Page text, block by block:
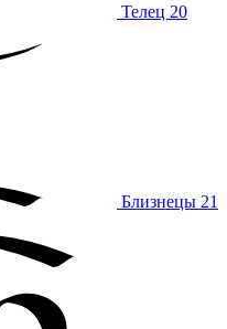
Телец 20
Близнецы 21